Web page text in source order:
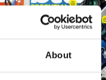
About